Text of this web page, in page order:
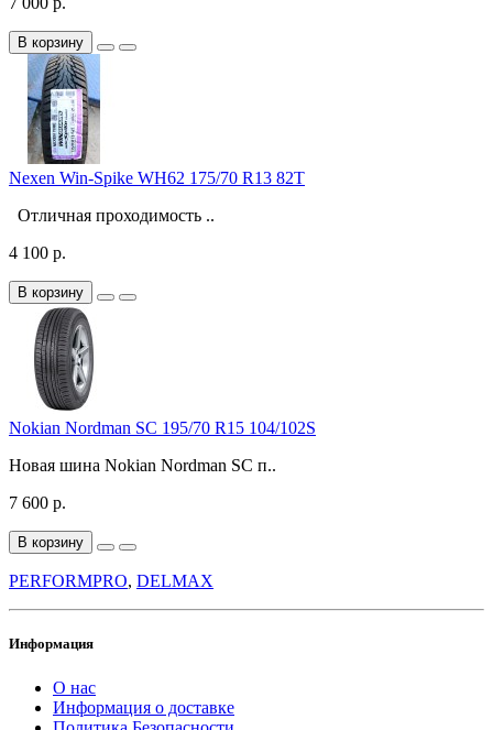
В корзину
Nexen Win-Spike WH62 175/70 R13 82T
Отличная проходимость ..
4 100 р.
В корзину
Nokian Nordman SC 195/70 R15 104/102S
Новая шина Nokian Nordman SC п..
7 600 р.
В корзину
PERFORMPRO, DELMAX
Информация
О нас
Информация о доставке